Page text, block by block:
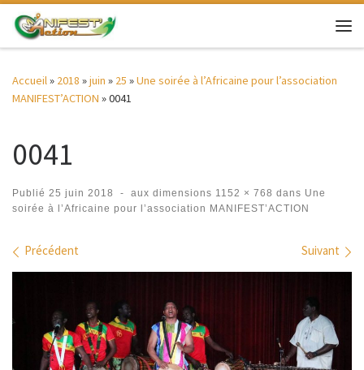
Passer au contenu
Accueil» 2018 »juin » 25 »Une soirée à l’Africaine pour l’association
MANIFEST’ACTION »0041
0041
Publié 25 juin 2018 - aux dimensions 1152 × 768 dans Une
soirée à l’Africaine pour l’association MANIFEST’ACTION
Navigation des images
Précédent Suivant